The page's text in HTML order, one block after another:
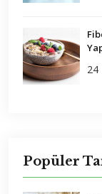
24
Popüler